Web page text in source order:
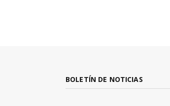
BOLETÍN DE NOTICIAS